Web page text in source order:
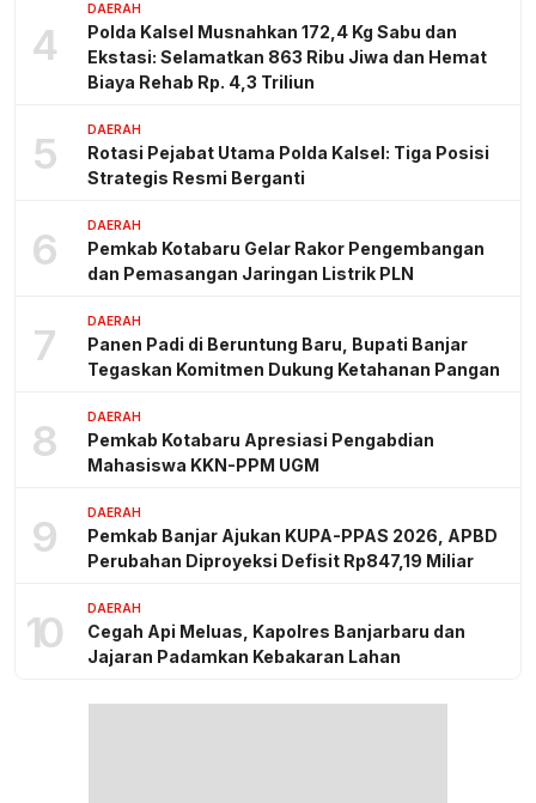
4
DAERAH
Polda Kalsel Musnahkan 172,4 Kg Sabu dan
Ekstasi: Selamatkan 863 Ribu Jiwa dan Hemat
Biaya Rehab Rp. 4,3 Triliun
5 DAERAH
Rotasi Pejabat Utama Polda Kalsel: Tiga Posisi
Strategis Resmi Berganti
6 DAERAH
Pemkab Kotabaru Gelar Rakor Pengembangan
dan Pemasangan Jaringan Listrik PLN
7 DAERAH
Panen Padi di Beruntung Baru, Bupati Banjar
Tegaskan Komitmen Dukung Ketahanan Pangan
8 DAERAH
Pemkab Kotabaru Apresiasi Pengabdian
Mahasiswa KKN-PPM UGM
9 DAERAH
Pemkab Banjar Ajukan KUPA-PPAS 2026, APBD
Perubahan Diproyeksi Defisit Rp847,19 Miliar
10 DAERAH
Cegah Api Meluas, Kapolres Banjarbaru dan
Jajaran Padamkan Kebakaran Lahan